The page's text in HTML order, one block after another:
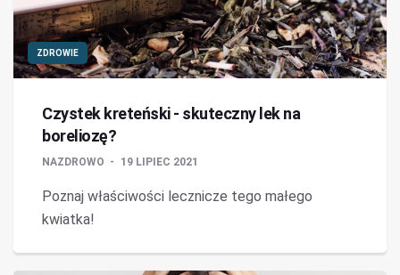
ZDROWIE
Czystek kreteński - skuteczny lek na
boreliozę?
NAZDROWO 19 LIPIEC 2021
Poznaj właściwości lecznicze tego małego
kwiatka!